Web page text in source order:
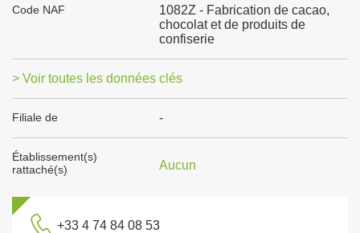
Code NAF
1082Z - Fabrication de cacao,
chocolat et de produits de
confiserie
> Voir toutes les données clés
Filiale de -
Établissement(s)
rattaché(s)
Aucun
+33 4 74 84 08 53